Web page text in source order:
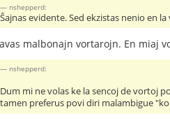
nshepperd:
Ŝajnas evidente. Sed ekzistas nenio en
malbonajn vortarojn. En miaj
nshepperd:
Dum mi ne volas ke la sencoj de vortoj
tamen preferus povi diri malambigue